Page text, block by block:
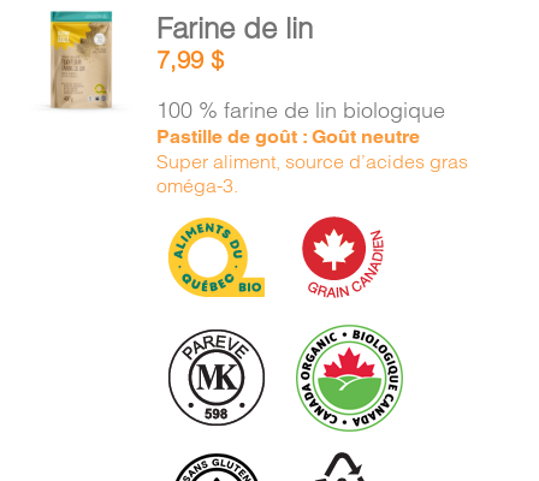
AJOUTER
AU
PANIER
/
Farine de lin
7,99$
100 % farine de lin biologique
Pastille de goût : Goût neutre
Super aliment, source d’acides gras
oméga-3.